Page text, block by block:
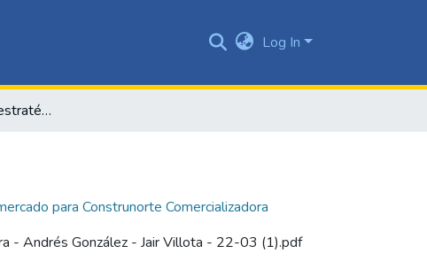
Log In
Consultoría en plan estratégico de mercado para Construnorte Comercializadora
para Construnorte Comercializadora
- Andrés González - Jair Villota - 22-03 (1).pdf